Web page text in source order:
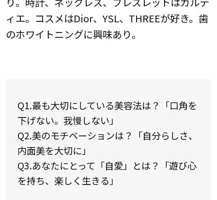
ィエ。コスメはDior、YSL、THREEが好き。歯
のホワイトニングに興味あり。
Q1.最も大切にしている美容法は？「口角を
下げない。我慢しない」
Q2.美のモチベーションは？「自分らしさ、
内面美を大切に」
Q3.あなたにとって「自愛」とは？「遊び心
を持ち、楽しく生きる」